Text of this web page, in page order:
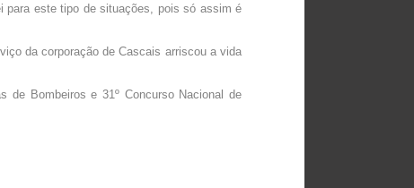
para este tipo de situações, pois só assim é
da corporação de Cascais arriscou a vida
de Bombeiros e 31º Concurso Nacional de